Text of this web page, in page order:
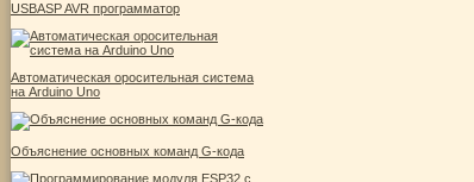
USBASP AVR программатор
Автоматическая оросительная система
на Arduino Uno
Объяснение основных команд G-кода